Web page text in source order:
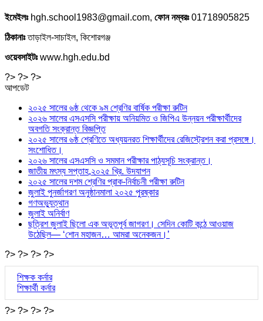
ইমেইলঃhgh.school1983@gmail.com, ফোন নম্বরঃ01718905825
ঠিকানাঃতাড়াইল-সাচাইল, কিশোরগঞ্জ
ওয়েবসাইটঃwww.hgh.edu.bd
?> ?> ?>
আপডেট
২০২৫ সালের ৬ষ্ঠ থেকে ৯ম শ্রেণির বার্ষিক পরীক্ষা রুটিন
২০২৬ সালের এসএসসি পরীক্ষায় অনিয়মিত ও জিপিএ উন্নয়ন পরীক্ষার্থীদের
অবগতি সংক্রান্ত বিজ্ঞপ্তি
২০২৫ সালের ৬ষ্ঠ শ্রেণিতে অধ্যয়নরত শিক্ষার্থীদের রেজিস্ট্রেশন করা প্রসঙ্গে।
সংশোধিত।
২০২৬ সালের এসএসসি ও সমমান পরীক্ষার পাঠ্যসূচি সংক্রান্ত।
জাতীয় মৎস্য সপ্তাহ,২০২৫ খ্রি. উদযাপন
২০২৫ সালের দশম শ্রেণির প্রাক-নির্বাচনী পরীক্ষা রুটিন
জুলাই পুনর্জাগরণ অনুষ্ঠানমালা ২০২৫ পুরষ্কার
গণঅভ্যুত্থান
জুলাই অনির্বাণ
ছত্রিশ জুলাই ছিলো এক অভূতপূর্ব জাগরণ। সেদিন কোটি কন্ঠে আওয়াজ
উঠেছিল— ‘শোন মহাজন… আমরা অনেকজন।’
?> ?> ?> ?>
শিক্ষক কর্নার
শিক্ষার্থী কর্নার
?> ?> ?> ?>